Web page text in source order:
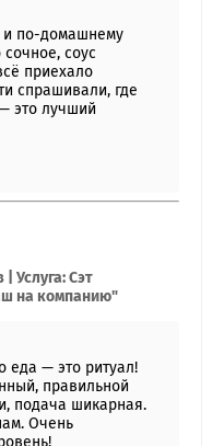
и по-домашнему
соус
приехало
спрашивали, где
это лучший
Услуга: Сэт
на компанию"
еда — это ритуал!
правильной
подача шикарная.
Очень